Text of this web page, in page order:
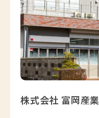
株式会社 富岡産業